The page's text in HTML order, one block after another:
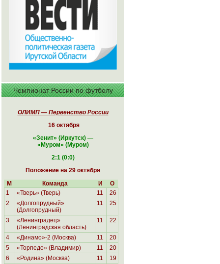
Чемпионат России по футболу
ОЛИМП — Первенство России
16 октября
«Зенит» (Иркутск) —
«Муром» (Муром)
2:1 (0:0)
Положение на 29 октября
М
Команда И
О
1
«Тверь» (Тверь) 11
26
2
«Долгопрудный»
(Долгопрудный)
11 25
3
«Ленинградец»
(Ленинградская область)
11 22
4 «Динамо»-2 (Москва) 11
20
5
«Торпедо» (Владимир) 11
20
6
«Родина» (Москва) 11
19